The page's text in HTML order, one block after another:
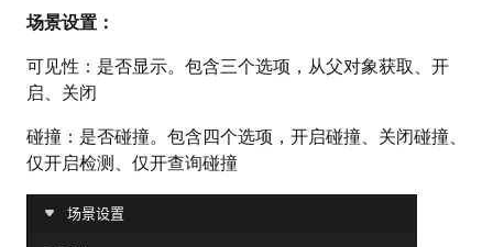
场景设置：
可见性：是否显示。包含三个选项，从父对象获取、开
启、关闭
碰撞：是否碰撞。包含四个选项，开启碰撞、关闭碰撞、
仅开启检测、仅开查询碰撞